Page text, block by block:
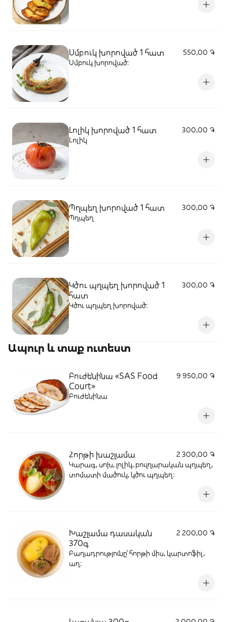
Սմբուկ խորոված 1 հատ
550,00 ֏
Սմբուկ խորոված:
Լոլիկ խորոված 1 հատ
300,00 ֏
Լոլիկ
Պղպեղ խորոված 1 հատ
300,00 ֏
Պղպեղ
Կծու պղպեղ խորոված 1
հատ
300,00 ֏
Կծու պղպեղ խորոված:
Ապուր և տաք ուտեստ
Բուժենինա «SAS Food
Court»
9 950,00 ֏
Բուժենինա
Հորթի խաշլամա
2 300,00 ֏
Կարագ, սոխ, լոլիկ, բուլղարական պղպեղ,
տոմատի մածուկ, կծու պղպեղ:
Խաշլամա դասական
370գ
2 200,00 ֏
Բաղադրությունը՝ հորթի միս, կարտոֆիլ,
աղ: